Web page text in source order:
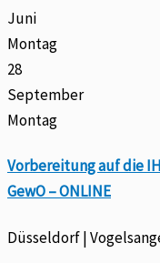
Juni
Montag
28
September
Montag
Vorbereitung auf die
GewO – ONLINE
Düsseldorf |